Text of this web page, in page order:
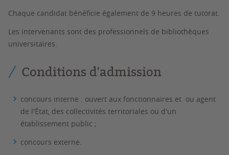
Chaque candidat bénéficie également de 9 heures de tutorat.
Les intervenants sont des professionnels de bibliothèques
universitaires.
Conditions d'admission
concours interne : ouvert aux fonctionnaires et ou agent
de l'État, des collectivités territoriales ou d'un
établissement public ;
concours externe.